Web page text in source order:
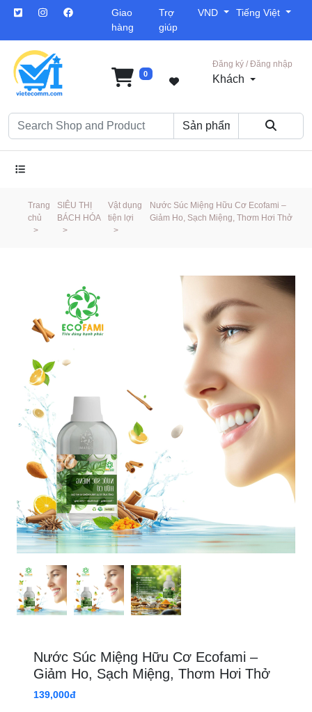
Giao
hàng
Trợ
giúp
VND Tiếng Việt
0
Đăng ký / Đăng nhập
Khách
Trang
chủ
>
SIÊU THỊ
BÁCH HÓA
>
Vật dụng
tiện lợi
>
Nước Súc Miệng Hữu Cơ Ecofami –
Giảm Ho, Sạch Miệng, Thơm Hơi Thở
Nước Súc Miệng Hữu Cơ Ecofami –
Giảm Ho, Sạch Miệng, Thơm Hơi Thở
139,000đ